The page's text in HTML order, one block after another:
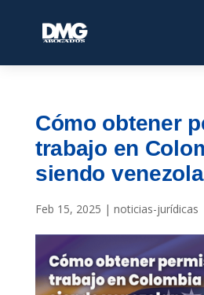
Cómo obtener
trabajo en
siendo
Feb 15, 2025 | noticias-jurídicas